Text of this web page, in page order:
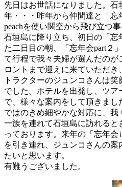
先日はお世話になりました。石
年・・・昨年から仲間達と「
peachを使い関空から飛び立つ
石垣島に降り立ち、初日の「忘
た二日目の朝、「忘年会part２
て行程で我々夫婦が選んだのが
ロントまで迎えに来ていただ
トラクターのジュンコさんは
でした。ホテルを出発し、ツア
で、様々な案内をして頂きま
ではのきめ細やかな対応に、
一族を連れて石垣島に訪れる
っております。来年の「忘年
を引き連れ、ジュンコさんの
たいと思います。
有難うございました。